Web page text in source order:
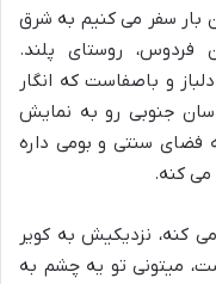
بار سفر می کنیم به شرق
فردوس، روستای پلند.
و باصفاست که انگار
جنوبی رو به نمایش
فضای سنتی و بومی داره
کنه.
کنه، نزدیکیش به کویر
خواست، میتونی تو یه چشم به